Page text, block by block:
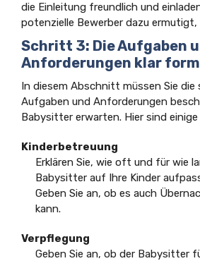
die Einleitung freundlich und
potenzielle Bewerber dazu ermutigt,
Schritt 3: Die Aufgaben
Anforderungen klar
In diesem Abschnitt müssen Sie die
Aufgaben und Anforderungen
Babysitter erwarten. Hier sind einige
Kinderbetreuung
Erklären Sie, wie oft und für wie
Babysitter auf Ihre Kinder
Geben Sie an, ob es auch
kann.
Verpflegung
Geben Sie an, ob der Babysitter